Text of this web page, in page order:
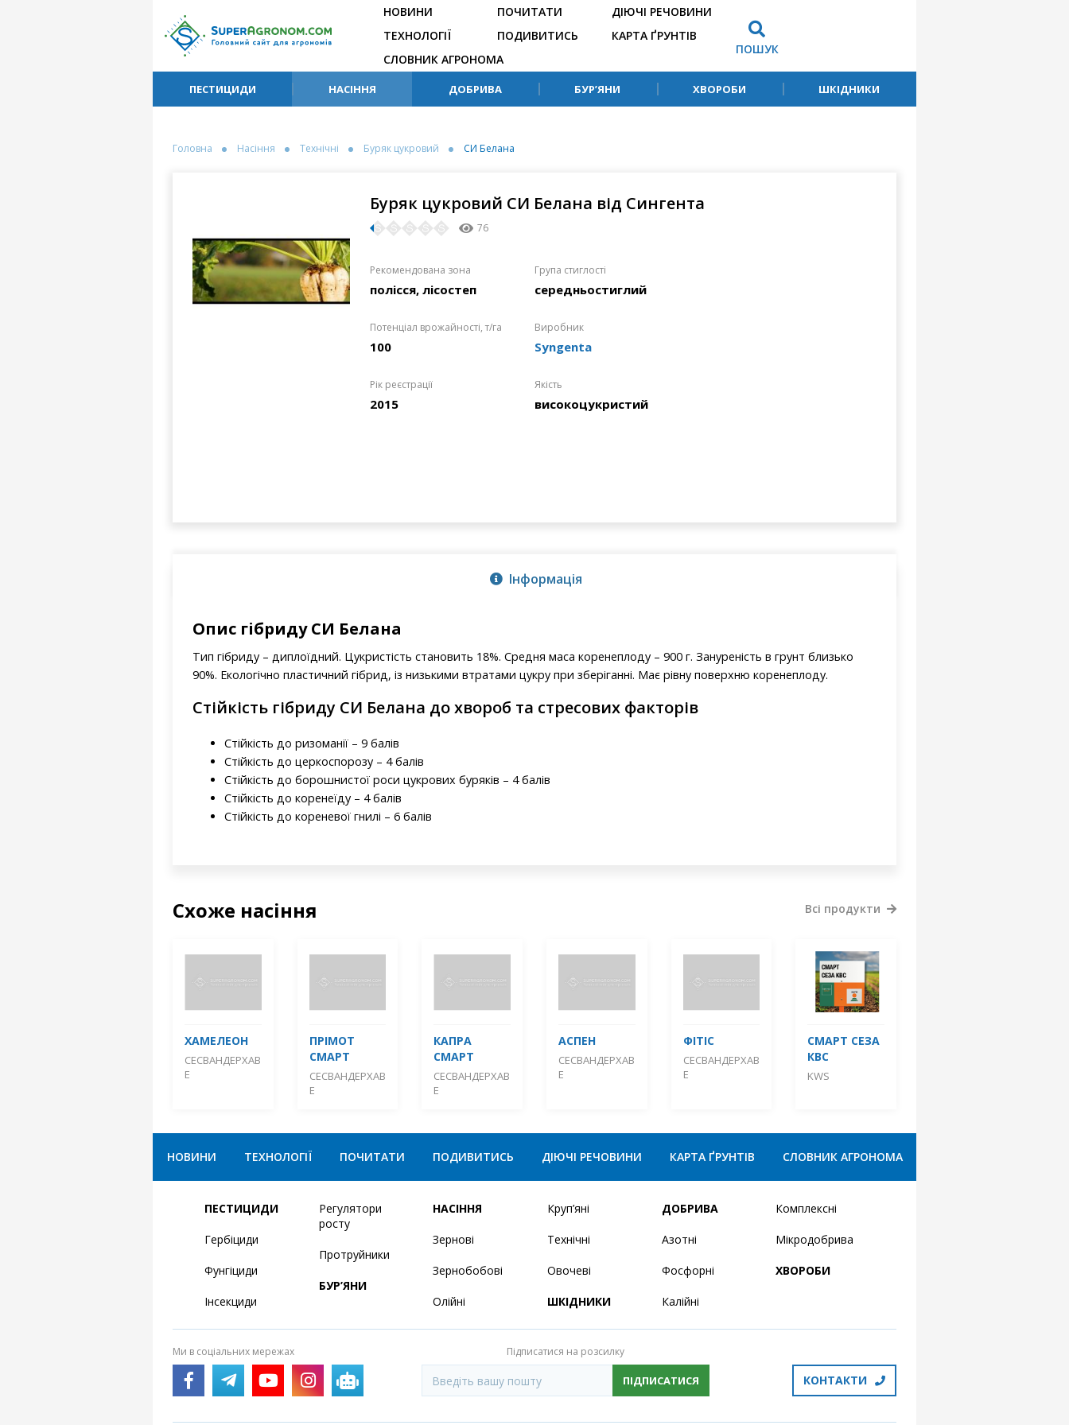
НОВИНИ
ТЕХНОЛОГІЇ
ПОЧИТАТИ
ПОДИВИТИСЬ
ДІЮЧІ РЕЧОВИНИ
КАРТА ҐРУНТІВ
СЛОВНИК АГРОНОМА
ПОШУК
ПЕСТИЦИДИ НАСІННЯ ДОБРИВА БУР’ЯНИ ХВОРОБИ ШКІДНИКИ
Головна Насіння Технічні Буряк цукровий СИ Белана
Буряк цукровий СИ Белана від Сингента
76
Рекомендована зона
полісся, лісостеп
Група стиглості
середньостиглий
Потенціал врожайності, т/га
100
Виробник
Syngenta
Рік реєстрації
2015
Якість
високоцукристий
Інформація
Опис гібриду СИ Белана
Тип гібриду – диплоїдний. Цукристість становить 18%. Средня маса коренеплоду – 900 г. Зануреність в грунт близько
90%. Екологічно пластичний гібрид, із низькими втратами цукру при зберіганні. Має рівну поверхню коренеплоду.
Стійкість гібриду СИ Белана до хвороб та стресових факторів
Стійкість до ризоманії – 9 балів
Стійкість до церкоспорозу – 4 балів
Стійкість до борошнистої роси цукрових буряків – 4 балів
Стійкість до коренеїду – 4 балів
Стійкість до кореневої гнилі – 6 балів
Схоже насіння
ХАМЕЛЕОН
СЕСВАНДЕРХАВ
Е
ПРІМОТ
СМАРТ
СЕСВАНДЕРХАВ
Е
КАПРА
СМАРТ
СЕСВАНДЕРХАВ
Е
АСПЕН
СЕСВАНДЕРХАВ
Е
ФІТІС
СЕСВАНДЕРХАВ
Е
СМАРТ СЕЗА
КВС
KWS
Всі продукти
НОВИНИ ТЕХНОЛОГІЇ ПОЧИТАТИ ПОДИВИТИСЬ ДІЮЧІ РЕЧОВИНИ КАРТА ҐРУНТІВ СЛОВНИК АГРОНОМА
ПЕСТИЦИДИ
Гербіциди
Фунгіциди
Інсекциди
Регулятори
росту
Протруйники
БУР’ЯНИ
НАСІННЯ
Зернові
Зернобобові
Олійні
Круп’яні
Технічні
Овочеві
ШКІДНИКИ
ДОБРИВА
Азотні
Фосфорні
Калійні
Комплексні
Мікродобрива
ХВОРОБИ
Ми в соціальних мережах Підписатися на розсилку
ПІДПИСАТИСЯ КОНТАКТИ